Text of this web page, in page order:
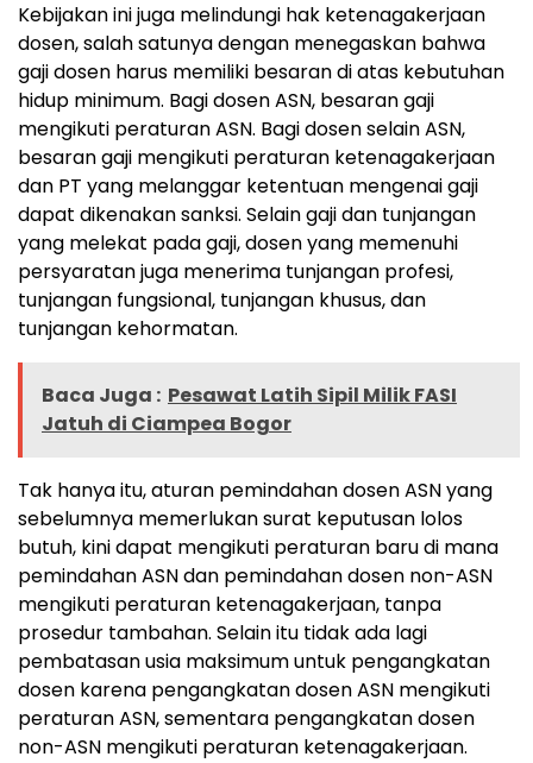
Kebijakan ini juga melindungi hak ketenagakerjaan
dosen, salah satunya dengan menegaskan bahwa
gaji dosen harus memiliki besaran di atas kebutuhan
hidup minimum. Bagi dosen ASN, besaran gaji
mengikuti peraturan ASN. Bagi dosen selain ASN,
besaran gaji mengikuti peraturan ketenagakerjaan
dan PT yang melanggar ketentuan mengenai gaji
dapat dikenakan sanksi. Selain gaji dan tunjangan
yang melekat pada gaji, dosen yang memenuhi
persyaratan juga menerima tunjangan profesi,
tunjangan fungsional, tunjangan khusus, dan
tunjangan kehormatan.
Baca Juga : Pesawat Latih Sipil Milik FASI
Jatuh di Ciampea Bogor
Tak hanya itu, aturan pemindahan dosen ASN yang
sebelumnya memerlukan surat keputusan lolos
butuh, kini dapat mengikuti peraturan baru di mana
pemindahan ASN dan pemindahan dosen non-ASN
mengikuti peraturan ketenagakerjaan, tanpa
prosedur tambahan. Selain itu tidak ada lagi
pembatasan usia maksimum untuk pengangkatan
dosen karena pengangkatan dosen ASN mengikuti
peraturan ASN, sementara pengangkatan dosen
non-ASN mengikuti peraturan ketenagakerjaan.